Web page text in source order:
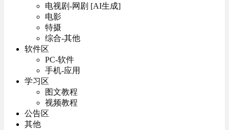
电视剧-网剧 [AI生成]
电影
特摄
综合-其他
软件区
PC-软件
手机-应用
学习区
图文教程
视频教程
公告区
其他